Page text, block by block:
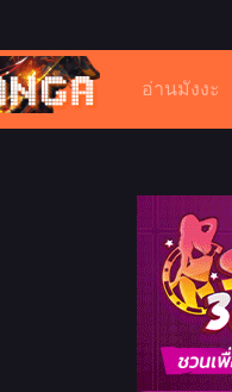
อ่านมังงะ